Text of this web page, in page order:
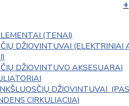
(TENAI)
DŽIOVINTUVAI (ELEKTRINIAI
DŽIOVINTUVO AKSESUARAI
DŽIOVINTUVAI
CIRKULIACIJA)